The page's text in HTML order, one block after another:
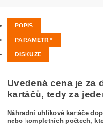
POPIS
PARAMETRY
DISKUZE
Uvedená cena je za
kartáčů, tedy za
Náhradní uhlíkové kartáče
nebo kompletních počtech,